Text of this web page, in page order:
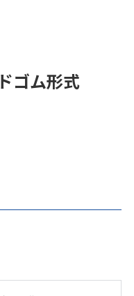
ゴム形式